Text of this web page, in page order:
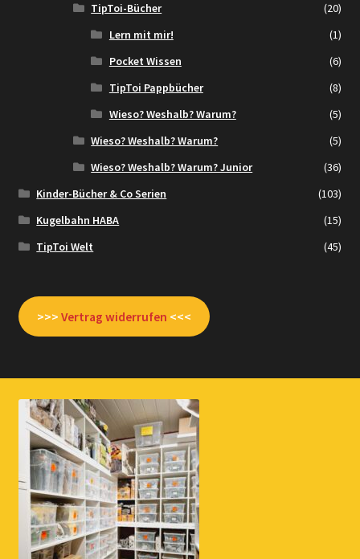
TipToi-Bücher
(20)
Lern mit mir!
(1)
Pocket Wissen
(6)
TipToi Pappbücher
(8)
Wieso? Weshalb? Warum?
(5)
Wieso? Weshalb? Warum?
(5)
Wieso? Weshalb? Warum? Junior
(36)
Kinder-Bücher & Co Serien
(103)
Kugelbahn HABA
(15)
TipToi Welt
(45)
>>> Vertrag widerrufen <<<